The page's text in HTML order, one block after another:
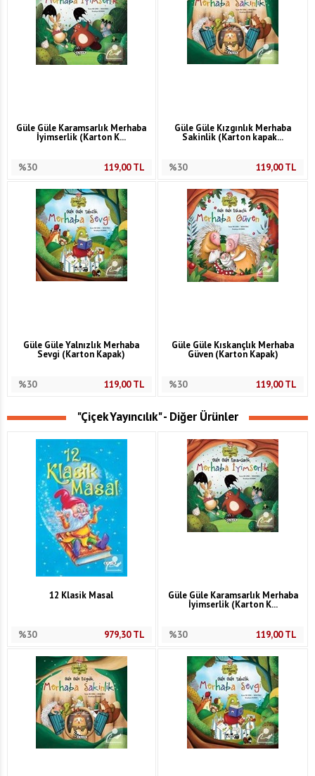
Güle Güle Karamsarlık Merhaba
İyimserlik (Karton K...
%30 119,00TL
Güle Güle Kızgınlık Merhaba
Sakinlik (Karton kapak...
%30 119,00TL
Güle Güle Yalnızlık Merhaba
Sevgi (Karton Kapak)
%30 119,00TL
Güle Güle Kıskançlık Merhaba
Güven (Karton Kapak)
%30 119,00TL
"Çiçek Yayıncılık" - Diğer Ürünler
12 Klasik Masal
%30 979,30TL
Güle Güle Karamsarlık Merhaba
İyimserlik (Karton K...
%30 119,00TL